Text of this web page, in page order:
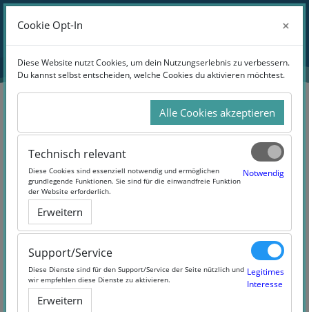
Zum Hauptinhalt
Website-Übersicht
Anmelden
Suchen
5 Products Found
Cookie Opt-In ×
Diese Website nutzt Cookies, um dein Nutzungserlebnis zu verbessern.
Du kannst selbst entscheiden, welche Cookies du aktivieren möchtest.
Alle Cookies akzeptieren
Technisch relevant
Diese Cookies sind essenziell notwendig und ermöglichen
grundlegende Funktionen. Sie sind für die einwandfreie Funktion
der Website erforderlich.
Notwendig
Erweitern
Support/Service
Diese Dienste sind für den Support/Service der Seite nützlich und
wir empfehlen diese Dienste zu aktivieren.
Legitimes
Interesse
Erweitern
Cookie Opt-In ×
Diese Website nutzt Cookies, um dein Nutzungserlebnis zu verbessern.
Du kannst selbst entscheiden, welche Cookies du aktivieren möchtest.
Alle Cookies akzeptieren
Technisch relevant
Diese Cookies sind essenziell notwendig und ermöglichen
grundlegende Funktionen. Sie sind für die einwandfreie Funktion
der Website erforderlich.
Notwendig
Erweitern
Support/Service
Diese Dienste sind für den Support/Service der Seite nützlich und
wir empfehlen diese Dienste zu aktivieren.
Legitimes
Interesse
Erweitern